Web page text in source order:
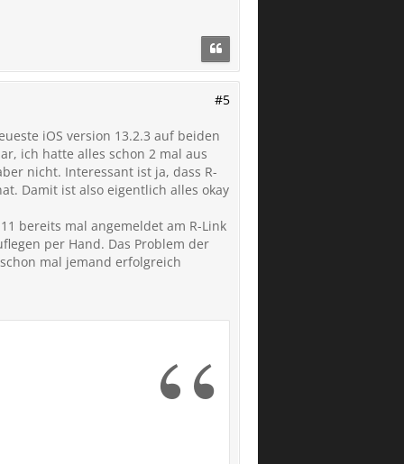
#5
iOS version 13.2.3 auf beiden
ich hatte alles schon 2 mal aus
nicht. Interessant ist ja, dass R-
Damit ist also eigentlich alles okay
bereits mal angemeldet am R-Link
per Hand. Das Problem der
mal jemand erfolgreich